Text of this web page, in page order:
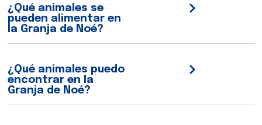
¿Qué animales se
pueden alimentar en
la Granja de Noé?
¿Qué animales puedo
encontrar en la
Granja de Noé?